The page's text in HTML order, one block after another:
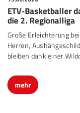
ETV-Basketballer
die 2. Regionalliga
Große Erleichterung
Herren,
bleiben dank einer
mehr